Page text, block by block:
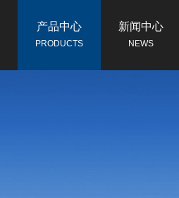
产品中心
PRODUCTS
新闻中心
NEWS